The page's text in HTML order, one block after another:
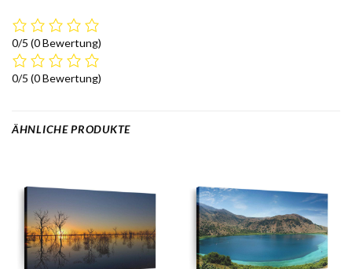
0/5 (0 Bewertung)
0/5 (0 Bewertung)
ÄHNLICHE PRODUKTE